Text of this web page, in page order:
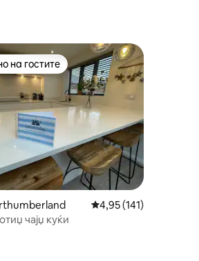
128 рецензии
„Омилени на гостите“
на гостите
Просечна оцена:
4,95 (141)
чајџ куќи